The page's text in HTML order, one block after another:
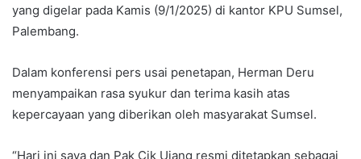
yang digelar pada Kamis (9/1/2025) di kantor KPU Sumsel,
Palembang.
Dalam konferensi pers usai penetapan, Herman Deru
menyampaikan rasa syukur dan terima kasih atas
kepercayaan yang diberikan oleh masyarakat Sumsel.
“Hari ini saya dan Pak Cik Ujang resmi ditetapkan sebagai